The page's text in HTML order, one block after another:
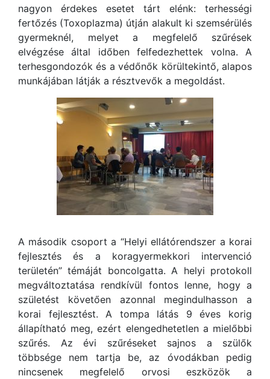
nagyon érdekes esetet tárt elénk: terhességi
fertőzés (Toxoplazma) útján alakult ki szemsérülés
gyermeknél, melyet a megfelelő szűrések
elvégzése által időben felfedezhettek volna. A
terhesgondozók és a védőnők körültekintő, alapos
munkájában látják a résztvevők a megoldást.
A második csoport a “Helyi ellátórendszer a korai
fejlesztés és a koragyermekkori intervenció
területén” témáját boncolgatta. A helyi protokoll
megváltoztatása rendkívül fontos lenne, hogy a
születést követően azonnal megindulhasson a
korai fejlesztést. A tompa látás 9 éves korig
állapítható meg, ezért elengedhetetlen a mielőbbi
szűrés. Az évi szűréseket sajnos a szülők
többsége nem tartja be, az óvodákban pedig
nincsenek megfelelő orvosi eszközök a